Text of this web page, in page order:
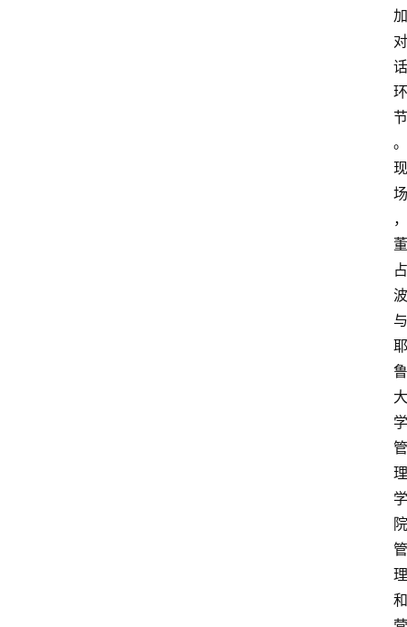
加
对
话
环
节
。
现
场
，
董
占
波
与
耶
鲁
大
学
管
理
学
院
管
理
和